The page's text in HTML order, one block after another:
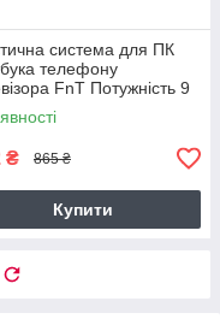
система для ПК
телефону
FnT Потужність 9
колонки із
бежеві (FT-25
₴ 865 ₴
Купити